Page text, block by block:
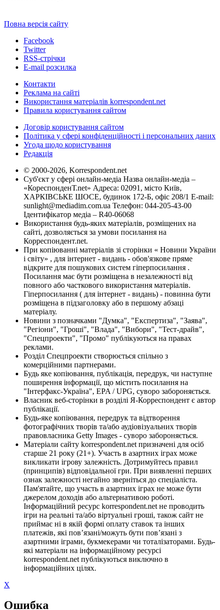
Повна версія сайту
Facebook
Twitter
RSS-стрічки
E-mail розсилка
Контакти
Реклама на сайті
Використання матеріалів korrespondent.net
Правила користування сайтом
Договір користування сайтом
Політика у сфері конфіденційності і персональних даних
Угода щодо користування
Редакція
© 2000-2026, Korrespondent.net
Суб'єкт у сфері онлайн-медіа Назва онлайн-медіа –
«КореспонденТ.net» Адреса: 02091, місто Київ,
ХАРКІВСЬКЕ ШОСЕ, будинок 172-Б, офіс 208/1 E-mail:
sunlight@mediadim.com.ua Телефон: 044-205-43-00
Ідентифікатор медіа – R40-06068
Використання будь-яких матеріалів, розміщених на
сайті, дозволяється за умови посилання на
Корреспондент.net.
При копіюванні матеріалів зі сторінки « Новини України
і світу» , для інтернет - видань - обов'язкове пряме
відкрите для пошукових систем гіперпосилання .
Посилання має бути розміщена в незалежності від
повного або часткового використання матеріалів.
Гіперпосилання ( для інтернет - видань) - повинна бути
розміщена в підзаголовку або в першому абзаці
матеріалу.
Новини з позначками "Думка", "Експертиза", "Заява",
"Регіони", "Гроші", "Влада", "Вибори", "Тест-драйв",
"Спецпроекти", "Промо" публікуються на правах
реклами.
Розділ Спецпроекти створюється спільно з
комерційними партнерами.
Будь яке копіювання, публікація, передрук, чи наступне
поширення інформації, що містить посилання на
"Інтерфакс-Україна", EPA / UPG, суворо забороняється.
Власник веб-сторінки в розділі Я-Корреспондент є автор
публікації.
Будь-яке копіювання, передрук та відтворення
фотографічних творів та/або аудіовізуальних творів
правовласника Getty Images - суворо забороняється.
Матеріали сайту korrespondent.net призначені для осіб
старше 21 року (21+). Участь в азартних іграх може
викликати ігрову залежність. Дотримуйтесь правил
(принципів) відповідальної гри. При виявленні перших
ознак залежності негайно зверніться до спеціаліста.
Пам'ятайте, що участь в азартних іграх не може бути
джерелом доходів або альтернативою роботі.
Інформаційний ресурс korrespondent.net не проводить
ігри на реальні та/або віртуальні гроші, також сайт не
приймає ні в якій формі оплату ставок та інших
платежів, які пов’язані/можуть бути пов’язані з
азартними іграми, букмекерами чи тоталізаторами. Будь-
які матеріали на інформаційному ресурсі
korrespondent.net публікуються виключно в
інформаційних цілях.
X
Ошибка